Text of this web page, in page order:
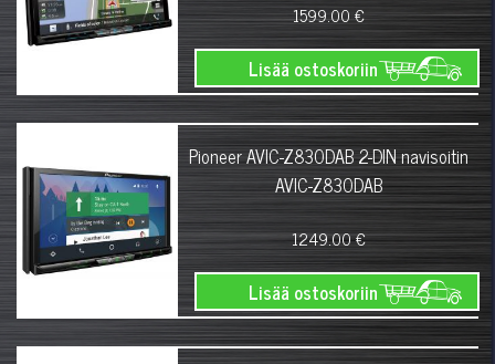
1599.00 €
Lisää ostoskoriin
Pioneer AVIC-Z830DAB 2-DIN navisoitin
AVIC-Z830DAB
1249.00 €
Lisää ostoskoriin